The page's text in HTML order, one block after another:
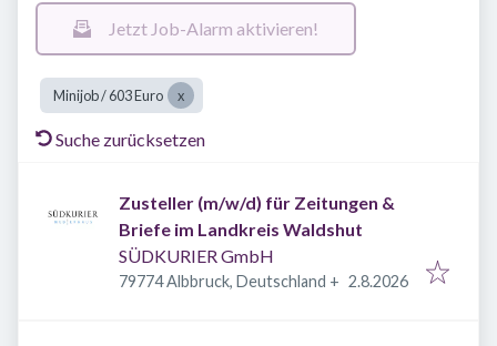
Jetzt Job-Alarm aktivieren!
Minijob / 603 Euro
Suche zurücksetzen
Zusteller (m/w/d) für Zeitungen &
Briefe im Landkreis Waldshut
SÜDKURIER GmbH
79774 Albbruck, Deutschland + Veröffentlicht
2.8.2026